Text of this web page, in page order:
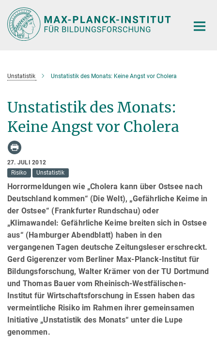
Hauptinhalt
Unstatistik Unstatistik des Monats: Keine Angst vor Cholera
Unstatistik des Monats:
Keine Angst vor Cholera
27. JULI 2012
Risiko
Unstatistik
Horrormeldungen wie „Cholera kann über Ostsee nach
Deutschland kommen“ (Die Welt), „Gefährliche Keime in
der Ostsee“ (Frankfurter Rundschau) oder
„Klimawandel: Gefährliche Keime breiten sich in Ostsee
aus“ (Hamburger Abendblatt) haben in den
vergangenen Tagen deutsche Zeitungsleser erschreckt.
Gerd Gigerenzer vom Berliner Max-Planck-Institut für
Bildungsforschung, Walter Krämer von der TU Dortmund
und Thomas Bauer vom Rheinisch-Westfälischen-
Institut für Wirtschaftsforschung in Essen haben das
vermeintliche Risiko im Rahmen ihrer gemeinsamen
Initiative „Unstatistik des Monats“ unter die Lupe
genommen.